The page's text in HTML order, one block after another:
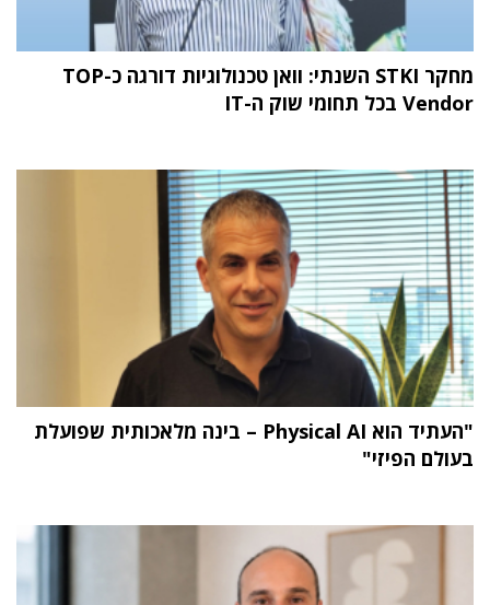
מחקר STKI השנתי: וואן טכנולוגיות דורגה כ-TOP
Vendor בכל תחומי שוק ה-IT
"העתיד הוא Physical AI – בינה מלאכותית שפועלת
בעולם הפיזי"